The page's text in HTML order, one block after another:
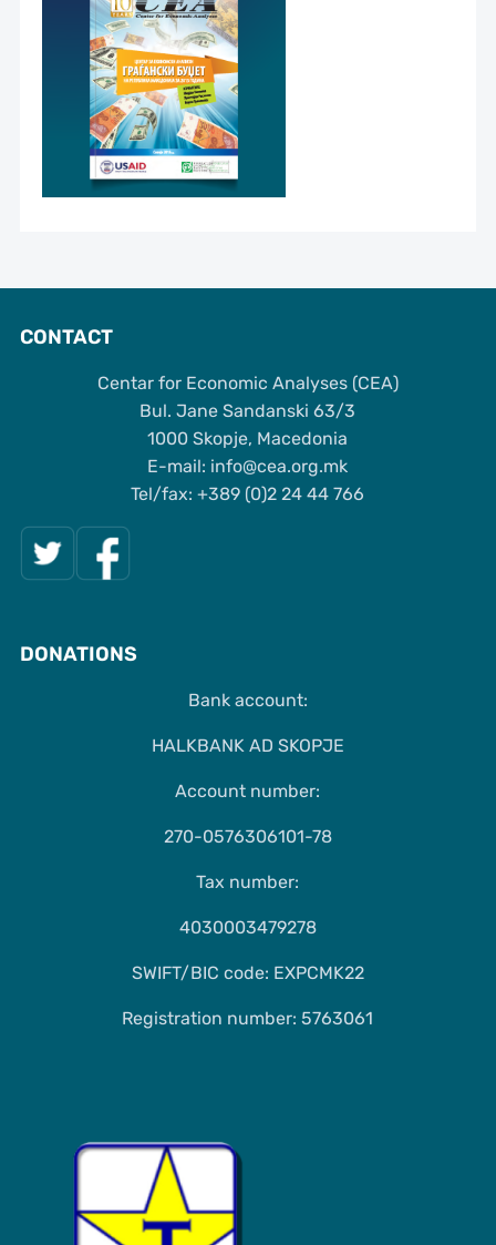
CONTACT
Centar for Economic Analyses (CEA)
Bul. Jane Sandanski 63/3
1000 Skopje, Macedonia
Е-mail: info@cea.org.mk
Tel/fax: +389 (0)2 24 44 766
DONATIONS
Bank account:
HALKBANK AD SKOPJE
Account number:
270-0576306101-78
Tax number:
4030003479278
SWIFT/BIC code: EXPCMK22
Registration number: 5763061